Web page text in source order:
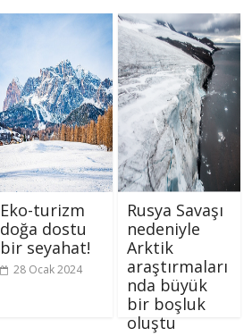
Eko-turizm
doğa dostu
bir seyahat!
28 Ocak 2024
Rusya Savaşı
nedeniyle
Arktik
araştırmaları
nda büyük
bir boşluk
oluştu